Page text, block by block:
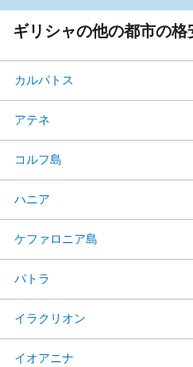
ギリシャの他の都市の格
カルパトス
アテネ
コルフ島
ハニア
ケファロニア島
パトラ
イラクリオン
イオアニナ